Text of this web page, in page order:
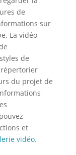
de
sur
La vidéo
de
du projet de
et
vidéo.